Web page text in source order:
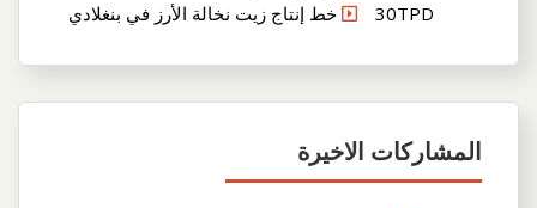
30TPD خط إنتاج زيت نخالة الأرز في بنغلادي
المشاركات الاخيرة